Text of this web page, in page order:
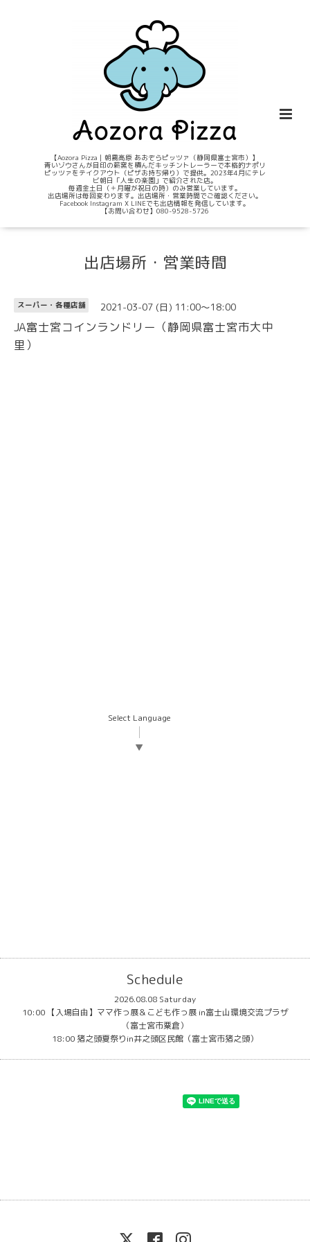
【Aozora Pizza｜朝霧高原 あおぞらピッツァ（静岡県富士宮市）】
青いゾウさんが目印の薪窯を積んだキッチントレーラーで本格的ナポリ
ピッツァをテイクアウト（ピザお持ち帰り）で提供。2023年4月にテレ
ビ朝日「人生の楽園」で紹介された店。
毎週金土日（＋月曜が祝日の時）のみ営業しています。
出店場所は毎回変わります。出店場所・営業時間でご確認ください。
Facebook Instagram X LINEでも出店情報を発信しています。
【お問い合わせ】080-9528-5726
出店場所・営業時間
スーパー・各種店舗 2021-03-07 (日) 11:00～18:00
JA富士宮コインランドリー（静岡県富士宮市大中
里）
Select Language
▼
Schedule
2026.08.08 Saturday
10:00 【入場自由】ママ作っ展＆こども作っ展 in富士山環境交流プラザ
（富士宮市粟倉）
18:00 猪之頭夏祭りin井之頭区民館（富士宮市猪之頭）